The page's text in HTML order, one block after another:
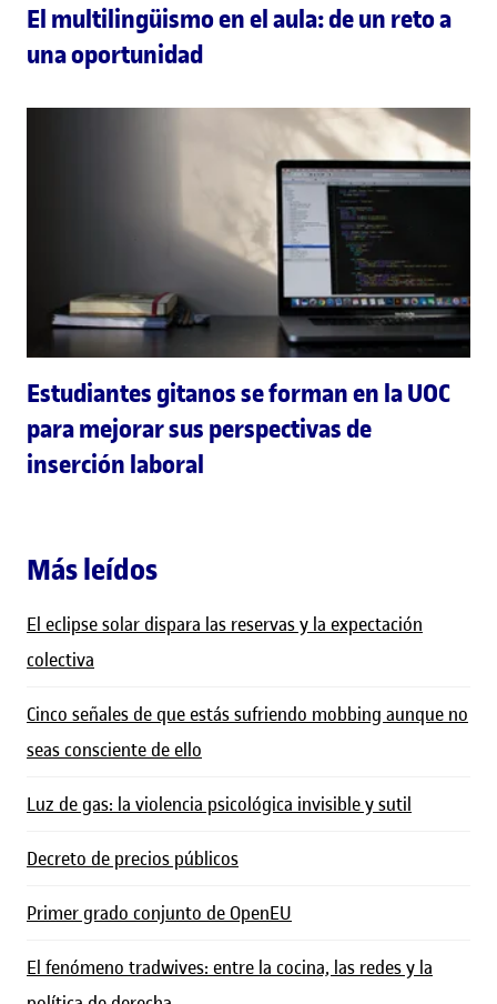
El multilingüismo en el aula: de un reto a
una oportunidad
Estudiantes gitanos se forman en la UOC
para mejorar sus perspectivas de
inserción laboral
Más leídos
El eclipse solar dispara las reservas y la expectación
colectiva
Cinco señales de que estás sufriendo mobbing aunque no
seas consciente de ello
Luz de gas: la violencia psicológica invisible y sutil
Decreto de precios públicos
Primer grado conjunto de OpenEU
El fenómeno tradwives: entre la cocina, las redes y la